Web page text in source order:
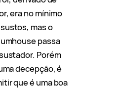
era no mínimo
mas o
passa
Porém
decepção, é
que é uma boa